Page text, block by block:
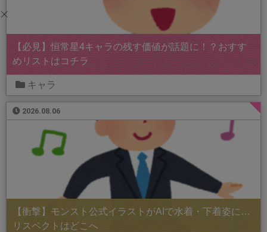
【必見】恒常星4キャラの残す価値が話題に！？おすす
めリストはコチラ
キャラ
2026.08.06
【衝撃】モンスト公式イラストがAIで水着・下着姿に…
リスペクトはどこへ